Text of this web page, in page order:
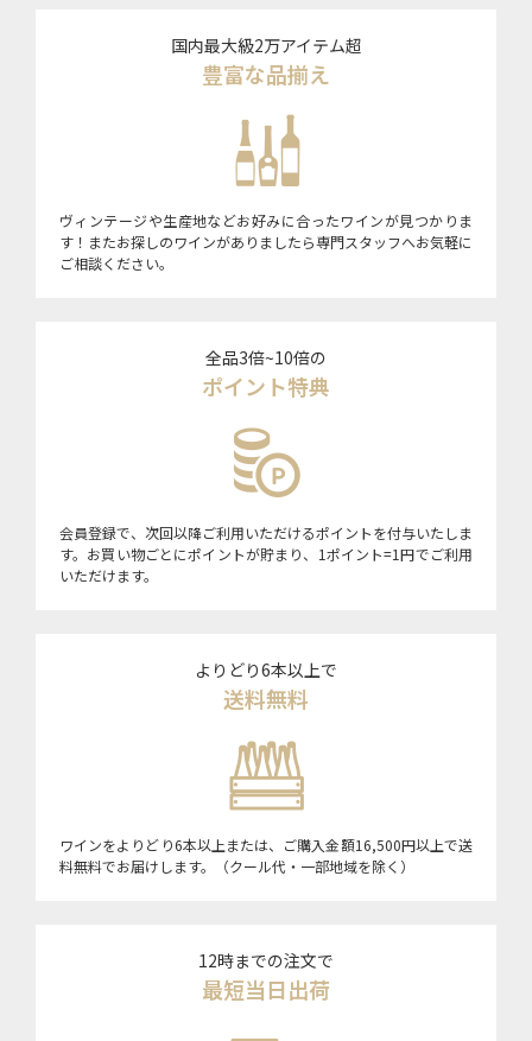
国内最大級2万アイテム超
豊富な品揃え
ヴィンテージや生産地などお好みに合ったワインが見つかりま
す！またお探しのワインがありましたら専門スタッフへお気軽に
ご相談ください。
全品3倍~10倍の
ポイント特典
会員登録で、次回以降ご利用いただけるポイントを付与いたしま
す。お買い物ごとにポイントが貯まり、1ポイント=1円でご利用
いただけます。
よりどり6本以上で
送料無料
ワインをよりどり6本以上または、ご購入金額16,500円以上で送
料無料でお届けします。（クール代・一部地域を除く）
12時までの注文で
最短当日出荷